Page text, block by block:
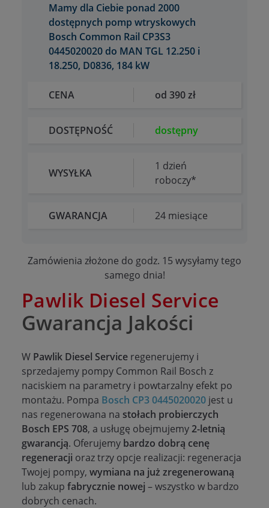
Mamy dla Ciebie ponad 2000
dostępnych pomp wtryskowych
Bosch Common Rail CP3S3
0445020020 do MAN TGL 12.250 i
18.250, D0836, 184 kW
CENA od 390 zł
DOSTĘPNOŚĆ dostępny
WYSYŁKA
1 dzień
roboczy*
GWARANCJA 24 miesiące
Zamówienia złożone do godz. 15 wysyłamy tego
samego dnia!
Pawlik Diesel Service
Gwarancja Jakości
W Pawlik Diesel Service regenerujemy i
sprzedajemy pompy Common Rail Bosch z
naciskiem na parametry i powtarzalny efekt po
montażu. Pompa Bosch CP3 0445020020 jest u
nas regenerowana na stołach probierczych
Bosch EPS 708, a usługę obejmujemy2-letnią
gwarancją. Oferujemy bardzo dobrą cenę
regeneracji oraz trzy opcje realizacji: regeneracja
Twojej pompy, wymiana na już zregenerowaną
lub zakup fabrycznie nowej – wszystko w bardzo
dobrych cenach.